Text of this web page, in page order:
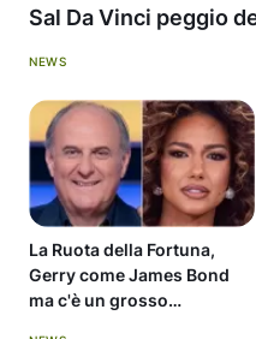
Sal Da Vinci peggio
NEWS
La Ruota della Fortuna,
Gerry come James Bond
ma c'è un grosso